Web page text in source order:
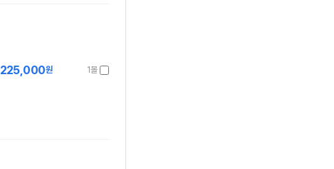
1몰
225,000원